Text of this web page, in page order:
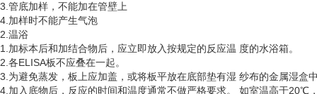
3.管底加样，不能加在管壁上
4.加样时不能产生气泡
2.温浴
1.加标本后和加结合物后，应立即放入按规定的反应温 度的水浴箱。
2.各ELISA板不应叠在一起。
3.为避免蒸发，板上应加盖，或将板平放在底部垫有湿 纱布的金属湿盒
4.加入底物后，反应的时间和温度通常不做严格要求。 如室温高于20℃